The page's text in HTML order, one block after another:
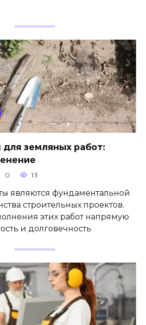
земляных работ:
0 13
являются фундаментальной
строительных проектов.
этих работ напрямую
и долговечность